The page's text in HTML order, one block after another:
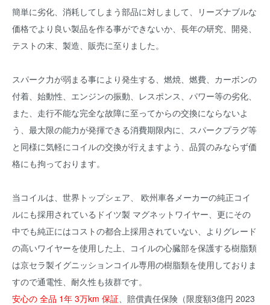
簡単に劣化、消耗してしまう部品に対しまして、リーズナブルな
価格でより良い製品を作る事ができないか、長年の研究、開発、
テストの末、製造、販売に至りました。
スパーク力が弱まる事により発生する、燃焼、燃費、カーボンの
付着、始動性、エンジンの振動、レスポンス、パワー等の劣化、
また、走行不能な完全な故障に至ってからの交換にならないよ
う、最大限の能力が発揮できる消費期限内に、スパークプラグ等
と同様に気軽にコイルの交換が行えますよう、品質のみならず価
格にも拘っております。
当コイルは、世界トップシェア、 欧州車各メーカーの純正コイ
ルにも採用されているドイツ製 マグネットワイヤー、更にその
中でも純正にはコストの都合上採用されていない、よりグレード
の高いワイヤーを使用した上、コイルの心臓部を保護する樹脂類
は京セラ製イグニッションコイル専用の樹脂類を使用しておりま
すので通電性、耐久性も抜群です。
安心の 全品 1年 3万km 保証、賠償責任保険（限度額3億円 2023